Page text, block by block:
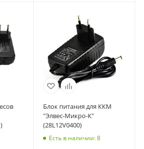
Блок питания для ККМ
"Элвес-Микро-К"
(28L12V0400)
Есть в наличии: 8